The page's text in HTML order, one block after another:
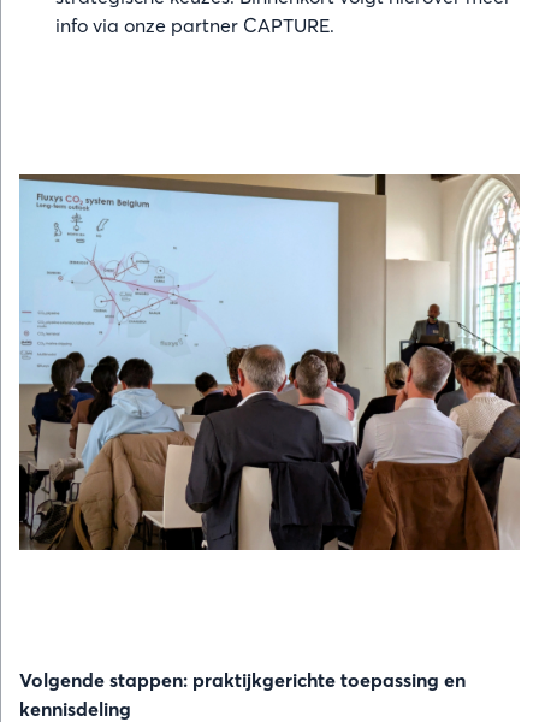
info via onze partner CAPTURE.
Afbeelding
Volgende stappen: praktijkgerichte toepassing en
kennisdeling